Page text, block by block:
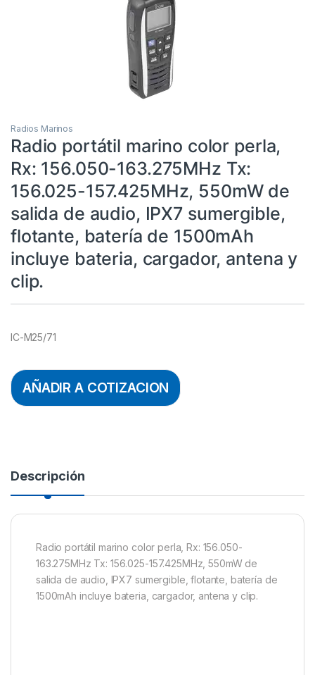
Radios Marinos
Radio portátil marino color perla,
Rx: 156.050-163.275MHz Tx:
156.025-157.425MHz, 550mW de
salida de audio, IPX7 sumergible,
flotante, batería de 1500mAh
incluye bateria, cargador, antena y
clip.
IC-M25/71
AÑADIR A COTIZACION
Descripción
Radio portátil marino color perla, Rx: 156.050-
163.275MHz Tx: 156.025-157.425MHz, 550mW de
salida de audio, IPX7 sumergible, flotante, batería de
1500mAh incluye bateria, cargador, antena y clip.